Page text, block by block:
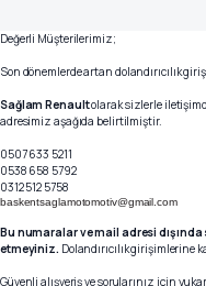
Değerli Müşterilerimiz;
Son dönemlerde artan dolandırıcılık
Sağlam Renaultolarak sizlerle
adresimiz aşağıda belirtilmiştir.
0507 633 5211
0538 658 5792
0312 512 5758
baskentsaglamotomotiv@gmail.com
Bu numaralar ve mail adresi
etmeyiniz. Dolandırıcılık girişimlerine
Güvenli alışveriş ve sorularınız için